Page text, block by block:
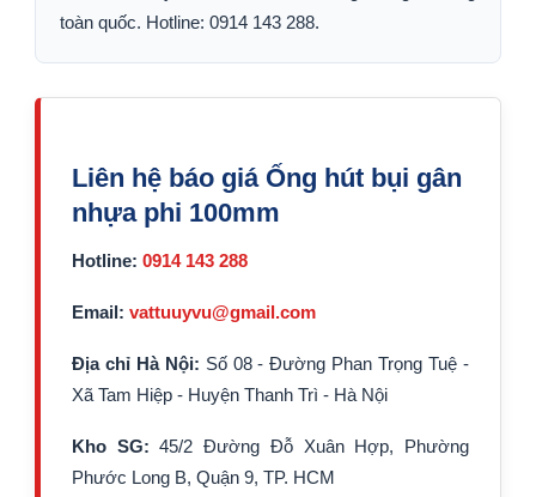
toàn quốc. Hotline: 0914 143 288.
Liên hệ báo giá Ống hút bụi gân
nhựa phi 100mm
Hotline: 0914 143 288
Email: vattuuyvu@gmail.com
Địa chỉ Hà Nội: Số 08 - Đường Phan Trọng Tuệ -
Xã Tam Hiệp - Huyện Thanh Trì - Hà Nội
Kho SG: 45/2 Đường Đỗ Xuân Hợp, Phường
Phước Long B, Quận 9, TP. HCM